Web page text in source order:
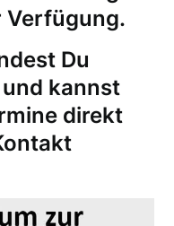
Verfügung.
Du
kannst
direkt